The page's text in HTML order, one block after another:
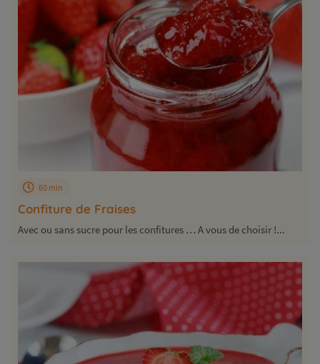
Confiture de Fraises
60 min
Avec ou sans sucre pour les confitures … A vous de choisir !...